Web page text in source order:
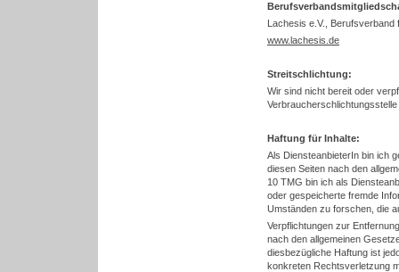
Lachesis e.V., Berufsverband
www.lachesis.de
Streitschlichtung:
Wir sind nicht bereit oder
Haftung für Inhalte:
Als DiensteanbieterIn bin ich
diesen Seiten nach den
10 TMG bin ich als
oder gespeicherte fremde
Umständen zu forschen, die
Verpflichtungen zur
nach den allgemeinen
diesbezügliche Haftung ist
konkreten Rechtsverletzung